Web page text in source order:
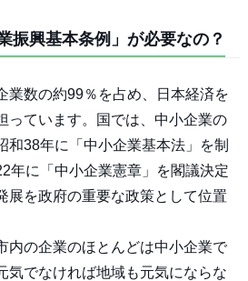
振興基本条例」が必要なの？
数の約99％を占め、日本経済を
っています。国では、中小企業の
和38年に「中小企業基本法」を制
年に「中小企業憲章」を閣議決定
展を政府の重要な政策として位置
の企業のほとんどは中小企業で
気でなければ地域も元気にならな